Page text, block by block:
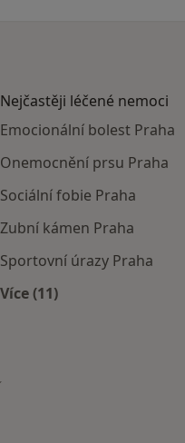
Nejčastěji léčené nemoci
Emocionální bolest Praha
Onemocnění prsu Praha
Sociální fobie Praha
Zubní kámen Praha
Sportovní úrazy Praha
Více (11)
města